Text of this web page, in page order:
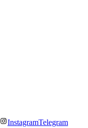
InstagramTelegram